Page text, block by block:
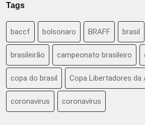
Tags
baccf bolsonaro BRAFF brasil
brasileirão campeonato brasileiro
copa do brasil Copa Libertadores da
coronavirus coronavírus